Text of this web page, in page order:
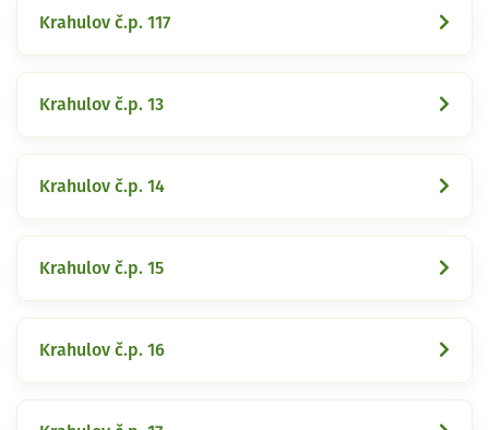
Krahulov č.p. 117
Krahulov č.p. 13
Krahulov č.p. 14
Krahulov č.p. 15
Krahulov č.p. 16